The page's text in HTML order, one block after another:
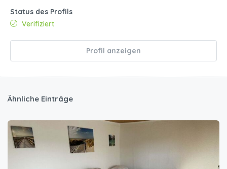
Status des Profils
Verifiziert
Profil anzeigen
Ähnliche Einträge